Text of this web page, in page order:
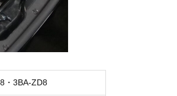
・3BA-ZD8